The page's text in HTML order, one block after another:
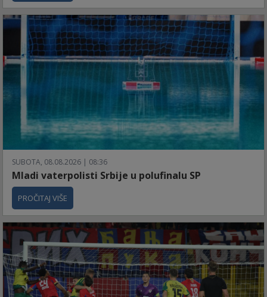
SUBOTA, 08.08.2026 | 08:36
Mladi vaterpolisti Srbije u polufinalu SP
PROČITAJ VIŠE